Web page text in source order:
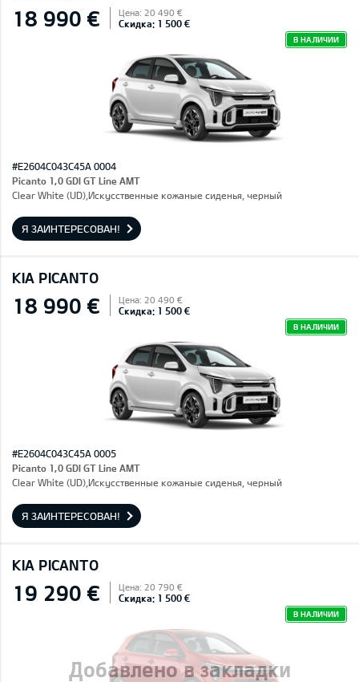
18 990 € Цена: 20 490 €
Скидка: 1 500 €
В НАЛИЧИИ
#E2604C043C45A 0004
Picanto 1,0 GDI GT Line AMT
Clear White (UD),Искусственные кожаные сиденья, черный
Я ЗАИНТЕРЕСОВАН!
KIA PICANTO
18 990 € Цена: 20 490 €
Скидка: 1 500 €
В НАЛИЧИИ
#E2604C043C45A 0005
Picanto 1,0 GDI GT Line AMT
Clear White (UD),Искусственные кожаные сиденья, черный
Я ЗАИНТЕРЕСОВАН!
KIA PICANTO
Добавлено в закладки
19 290 € Цена: 20 790 €
Скидка: 1 500 €
В НАЛИЧИИ